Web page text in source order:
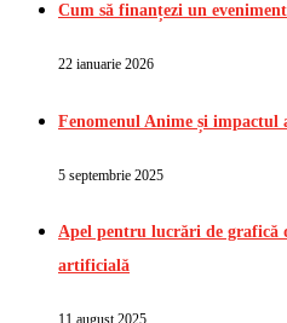
Cum să finanțezi un
22 ianuarie 2026
Fenomenul Anime și impactul
5 septembrie 2025
Apel pentru lucrări de grafică
artificială